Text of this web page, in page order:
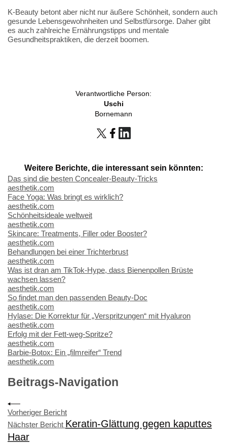
K-Beauty betont aber nicht nur äußere Schönheit, sondern auch
gesunde Lebensgewohnheiten und Selbstfürsorge. Daher gibt
es auch zahlreiche Ernährungstipps und mentale
Gesundheitspraktiken, die derzeit boomen.
Verantwortliche Person:
Uschi
Bornemann
Weitere Berichte, die interessant sein könnten:
Das sind die besten Concealer-Beauty-Tricks
aesthetik.com
Face Yoga: Was bringt es wirklich?
aesthetik.com
Schönheitsideale weltweit
aesthetik.com
Skincare: Treatments, Filler oder Booster?
aesthetik.com
Behandlungen bei einer Trichterbrust
aesthetik.com
Was ist dran am TikTok-Hype, dass Bienenpollen Brüste
wachsen lassen?
aesthetik.com
So findet man den passenden Beauty-Doc
aesthetik.com
Hylase: Die Korrektur für „Verspritzungen“ mit Hyaluron
aesthetik.com
Erfolg mit der Fett-weg-Spritze?
aesthetik.com
Barbie-Botox: Ein „filmreifer“ Trend
aesthetik.com
Beitrags-Navigation
Vorheriger Bericht
Nächster Bericht Keratin-Glättung gegen kaputtes
Haar